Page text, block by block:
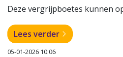
Deze vergrijpboetes kunnen
Lees verder
05-01-2026 10:06